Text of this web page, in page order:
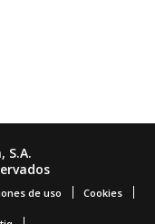
S.A.
de uso Cookies